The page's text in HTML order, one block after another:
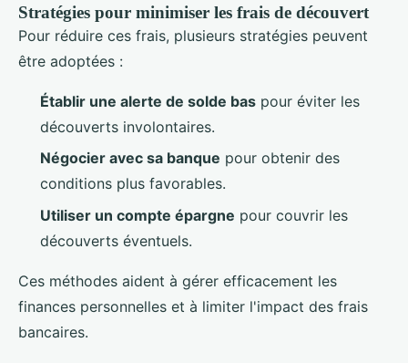
Stratégies pour minimiser les frais de découvert
Pour réduire ces frais, plusieurs stratégies peuvent
être adoptées :
Établir une alerte de solde bas pour éviter les
découverts involontaires.
Négocier avec sa banque pour obtenir des
conditions plus favorables.
Utiliser un compte épargne pour couvrir les
découverts éventuels.
Ces méthodes aident à gérer efficacement les
finances personnelles et à limiter l'impact des frais
bancaires.